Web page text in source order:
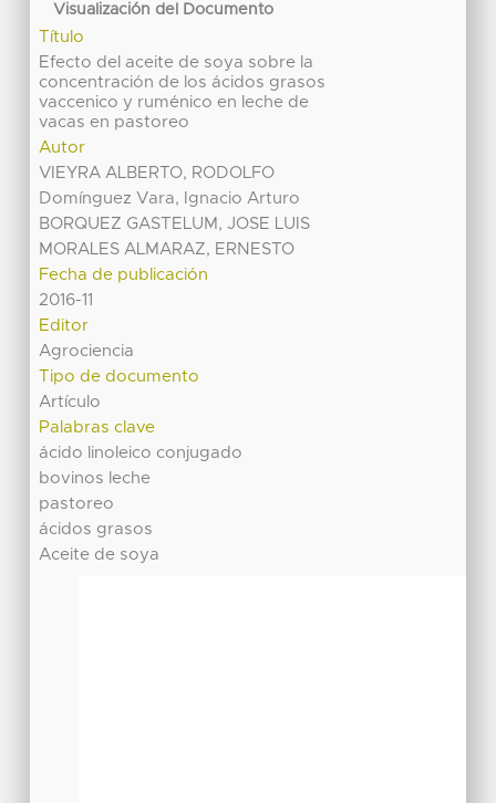
Visualización del Documento
Título
Efecto del aceite de soya sobre la
concentración de los ácidos grasos
vaccenico y ruménico en leche de
vacas en pastoreo
Autor
VIEYRA ALBERTO, RODOLFO
Domínguez Vara, Ignacio Arturo
BORQUEZ GASTELUM, JOSE LUIS
MORALES ALMARAZ, ERNESTO
Fecha de publicación
2016-11
Editor
Agrociencia
Tipo de documento
Artículo
Palabras clave
ácido linoleico conjugado
bovinos leche
pastoreo
ácidos grasos
Aceite de soya